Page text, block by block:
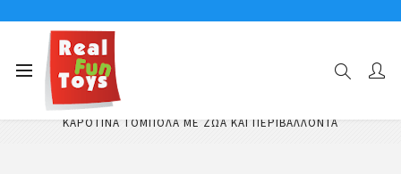
Αρχική σελίδα
Εκπαιδευτικά Παιχνίδια Γνώσεων
ΚΑΡΟΤΙΝΑ ΤΟΜΠΟΛΑ ΜΕ ΖΩΑ ΚΑΙ ΠΕΡΙΒΑΛΛΟΝΤΑ